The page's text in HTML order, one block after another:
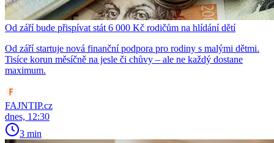
Od září bude přispívat stát 6 000 Kč rodičům na hlídání dětí
Od září startuje nová finanční podpora pro rodiny s malými dětmi.
Tisíce korun měsíčně na jesle či chůvy – ale ne každý dostane
maximum.
FAJNTIP.cz
dnes, 12:30
3 min